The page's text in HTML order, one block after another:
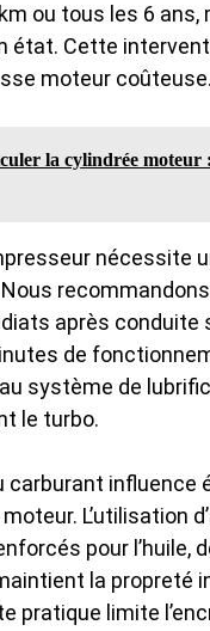
ou tous les 6 ans,
état. Cette
moteur coûteuse.
la cylindrée moteur
nécessite
recommandons
après conduite
de
système de
le turbo.
carburant influence
L’utilisation
pour l’huile,
la propreté
pratique limite